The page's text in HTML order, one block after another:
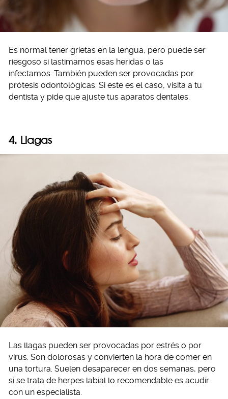
Es normal tener grietas en la lengua, pero puede ser
riesgoso si lastimamos esas heridas o las
infectamos. También pueden ser provocadas por
prótesis odontológicas. Si este es el caso, visita a tu
dentista y pide que ajuste tus aparatos dentales.
4. Llagas
Las llagas pueden ser provocadas por estrés o por
virus. Son dolorosas y convierten la hora de comer en
una tortura. Suelen desaparecer en dos semanas, pero
si se trata de herpes labial lo recomendable es acudir
con un especialista.